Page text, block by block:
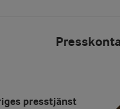
presstjänst